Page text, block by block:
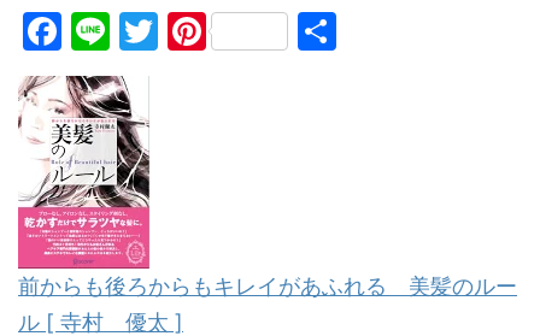
F
a
c
e
b
o
o
k
Li
n
e
T Pi
前からも後ろからもキレイがあふれる 美髪のルー
ル [ 寺村 優太 ]